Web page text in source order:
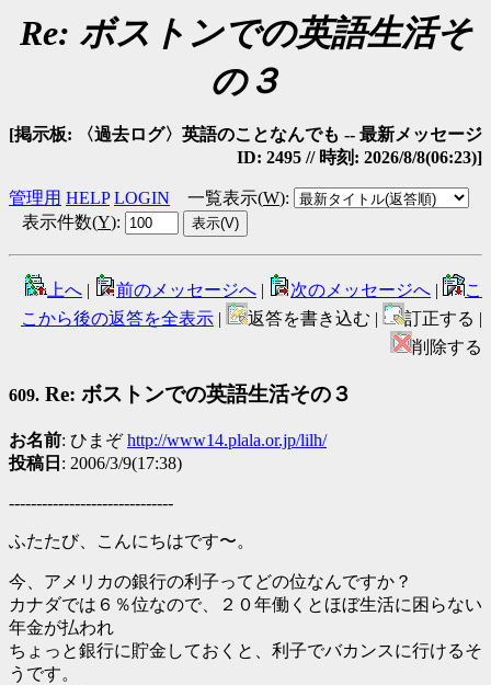
Re: ボストンでの英語生活そ
の３
[掲示板: 〈過去ログ〉英語のことなんでも -- 最新メッセージ
ID: 2495 // 時刻: 2026/8/8(06:23)]
管理用 HELP LOGIN 一覧表示(W):
表示件数(Y):
上へ | 前のメッセージへ | 次のメッセージへ |
こ
こから後の返答を全表示 | 返答を書き込む |
訂正する |
削除する
609. Re: ボストンでの英語生活その３
お名前: ひまぞhttp://www14.plala.or.jp/lilh/
投稿日 : 2006/3/9(17:38)
------------------------------
ふたたび、こんにちはです〜。
今、アメリカの銀行の利子ってどの位なんですか？
カナダでは６％位なので、２０年働くとほぼ生活に困らない
年金が払われ
ちょっと銀行に貯金しておくと、利子でバカンスに行けるそ
うです。